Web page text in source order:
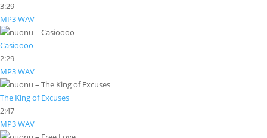
3:29
MP3WAV
Casioooo
2:29
MP3WAV
The King of Excuses
2:47
MP3WAV